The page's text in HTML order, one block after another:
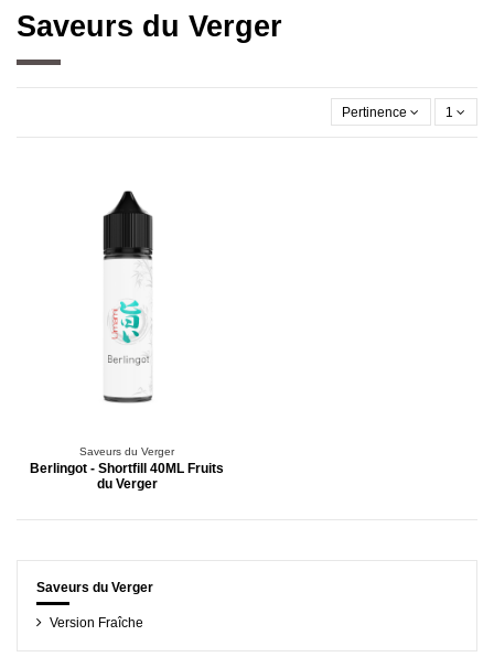
Saveurs du Verger
Pertinence 1
Saveurs du Verger
Berlingot - Shortfill 40ML Fruits
du Verger
Saveurs du Verger
Version Fraîche